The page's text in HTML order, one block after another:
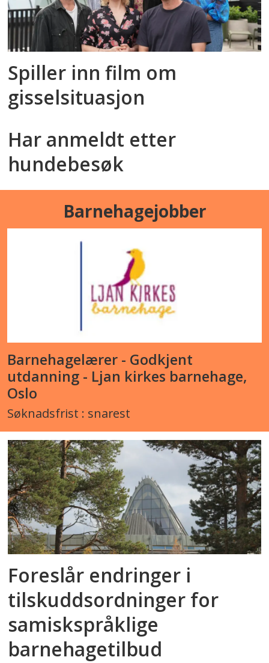
Spiller inn film om
gisselsituasjon
Har anmeldt etter
hundebesøk
Barnehagejobber
Barnehagelærer - Godkjent
utdanning - Ljan kirkes barnehage,
Oslo
Søknadsfrist : snarest
Foreslår endringer i
tilskuddsordninger for
samiskspråklige
barnehagetilbud